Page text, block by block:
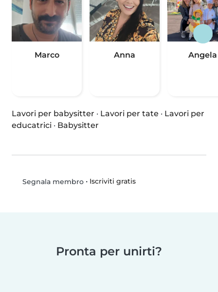
Marco Anna Angela
Lavori per babysitter · Lavori per tate · Lavori per
educatrici · Babysitter
Segnala membro• Iscriviti gratis
Pronta per unirti?